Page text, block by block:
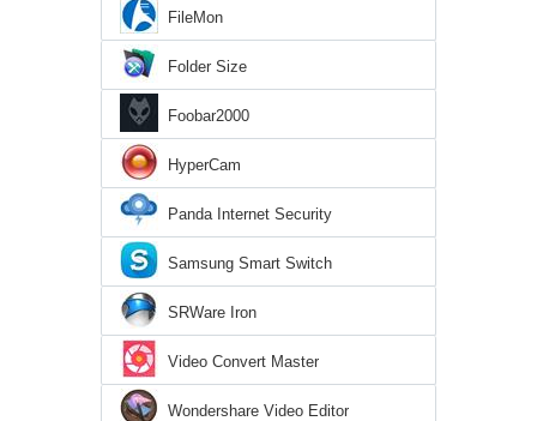
FileMon
Folder Size
Foobar2000
HyperCam
Panda Internet Security
Samsung Smart Switch
SRWare Iron
Video Convert Master
Wondershare Video Editor